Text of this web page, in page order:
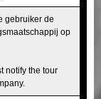
gebruiker de
op
notify the tour